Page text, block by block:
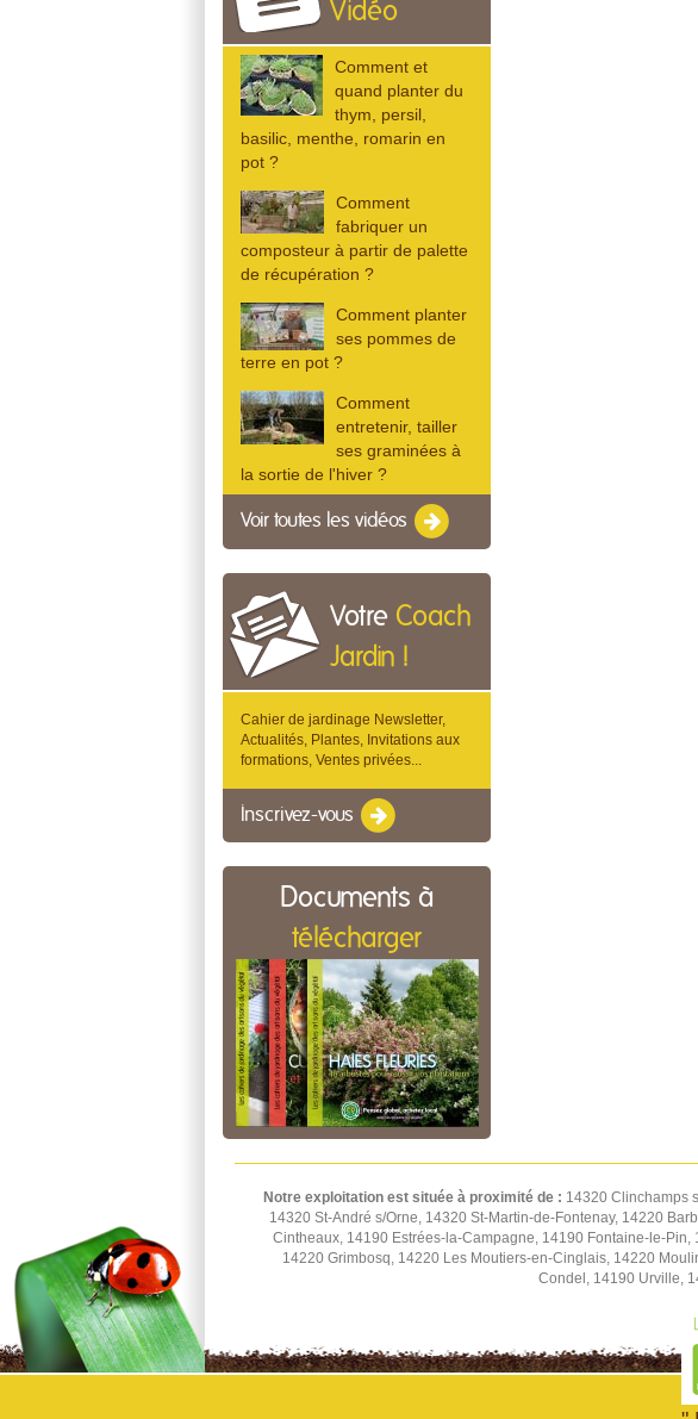
Vidéo
Comment et
quand planter du
thym, persil,
basilic, menthe, romarin en
pot ?
Comment
fabriquer un
composteur à partir de palette
de récupération ?
Comment planter
ses pommes de
terre en pot ?
Comment
entretenir, tailler
ses graminées à
la sortie de l'hiver ?
Voir toutes les vidéos
Votre Coach
Jardin !
Cahier de jardinage Newsletter,
Actualités, Plantes, Invitations aux
formations, Ventes privées...
Inscrivez-vous
Documents à
télécharger
Notre exploitation est située à proximité de : 14320 Clinchamps
14320 St-André s/Orne, 14320 St-Martin-de-Fontenay, 14220
Cintheaux, 14190 Estrées-la-Campagne, 14190 Fontaine-le-
14220 Grimbosq, 14220 Les Moutiers-en-Cinglais, 14220
Condel, 14190 Urville,